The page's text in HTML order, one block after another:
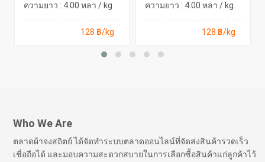
ความยาว : 4.00 หลา / kg
128 ฿/kg
ความยาว : 4.00 หลา / kg
128 ฿/kg
Who We Are
ตลาดผ้าจงสถิตย์ ได้จัดทำระบบตลาดออนไลน์ที่จัดส่งสินค้ารวดเร็ว
เชื่อถือได้ และมอบความสะดวกสบายในการเลือกซื้อสินค้าแก่ลูกค้าไว้